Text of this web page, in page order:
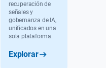
recuperación de
señales y
gobernanza de IA,
unificados en una
sola plataforma.
Explorar